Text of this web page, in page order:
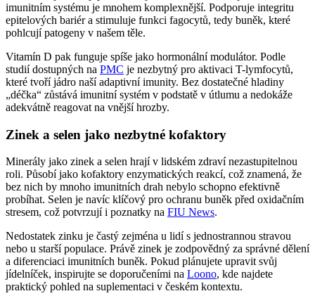
imunitním systému je mnohem komplexnější. Podporuje integritu
epitelových bariér a stimuluje funkci fagocytů, tedy buněk, které
pohlcují patogeny v našem těle.
Vitamín D pak funguje spíše jako hormonální modulátor. Podle
studií dostupných na PMC je nezbytný pro aktivaci T-lymfocytů,
které tvoří jádro naší adaptivní imunity. Bez dostatečné hladiny
„déčka“ zůstává imunitní systém v podstatě v útlumu a nedokáže
adekvátně reagovat na vnější hrozby.
Zinek a selen jako nezbytné kofaktory
Minerály jako zinek a selen hrají v lidském zdraví nezastupitelnou
roli. Působí jako kofaktory enzymatických reakcí, což znamená, že
bez nich by mnoho imunitních drah nebylo schopno efektivně
probíhat. Selen je navíc klíčový pro ochranu buněk před oxidačním
stresem, což potvrzují i poznatky na FIU News.
Nedostatek zinku je častý zejména u lidí s jednostrannou stravou
nebo u starší populace. Právě zinek je zodpovědný za správné dělení
a diferenciaci imunitních buněk. Pokud plánujete upravit svůj
jídelníček, inspirujte se doporučeními na Loono, kde najdete
praktický pohled na suplementaci v českém kontextu.